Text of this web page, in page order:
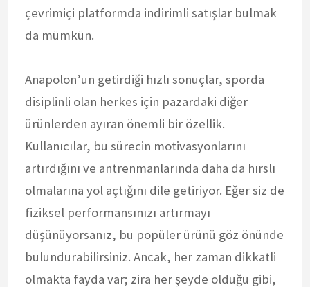
çevrimiçi platformda indirimli satışlar bulmak
da mümkün.
Anapolon’un getirdiği hızlı sonuçlar, sporda
disiplinli olan herkes için pazardaki diğer
ürünlerden ayıran önemli bir özellik.
Kullanıcılar, bu sürecin motivasyonlarını
artırdığını ve antrenmanlarında daha da hırslı
olmalarına yol açtığını dile getiriyor. Eğer siz de
fiziksel performansınızı artırmayı
düşünüyorsanız, bu popüler ürünü göz önünde
bulundurabilirsiniz. Ancak, her zaman dikkatli
olmakta fayda var; zira her şeyde olduğu gibi,